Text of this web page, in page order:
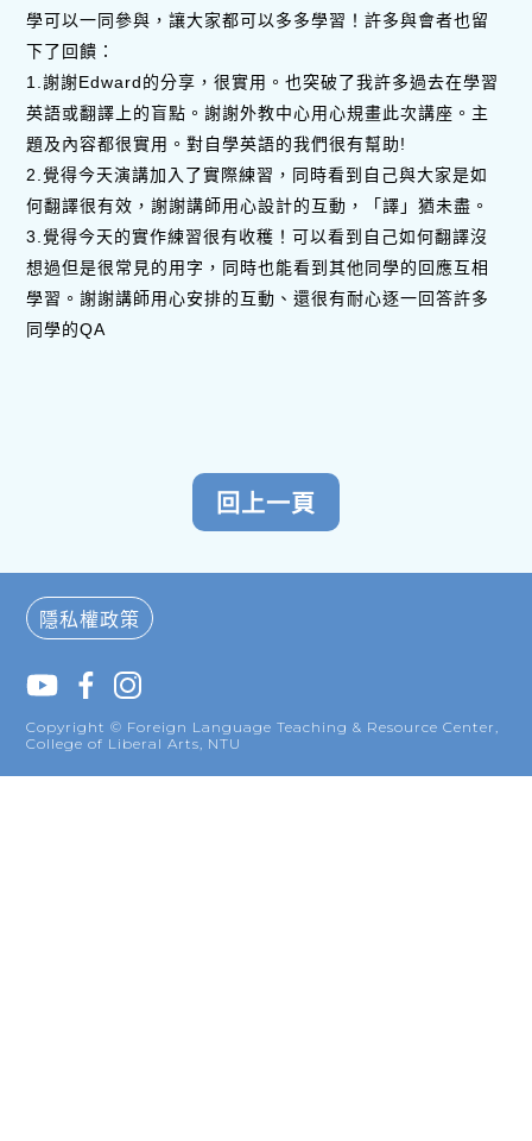
學可以一同參與，讓大家都可以多多學習！許多與會者也留
下了回饋：
1.謝謝Edward的分享，很實用。也突破了我許多過去在學習
英語或翻譯上的盲點。謝謝外教中心用心規畫此次講座。主
題及內容都很實用。對自學英語的我們很有幫助!
2.覺得今天演講加入了實際練習，同時看到自己與大家是如
何翻譯很有效，謝謝講師用心設計的互動，「譯」猶未盡。
3.覺得今天的實作練習很有收穫！可以看到自己如何翻譯沒
想過但是很常見的用字，同時也能看到其他同學的回應互相
學習。謝謝講師用心安排的互動、還很有耐心逐一回答許多
同學的QA
隱私權政策
Copyright © Foreign Language Teaching & Resource Center,
College of Liberal Arts, NTU